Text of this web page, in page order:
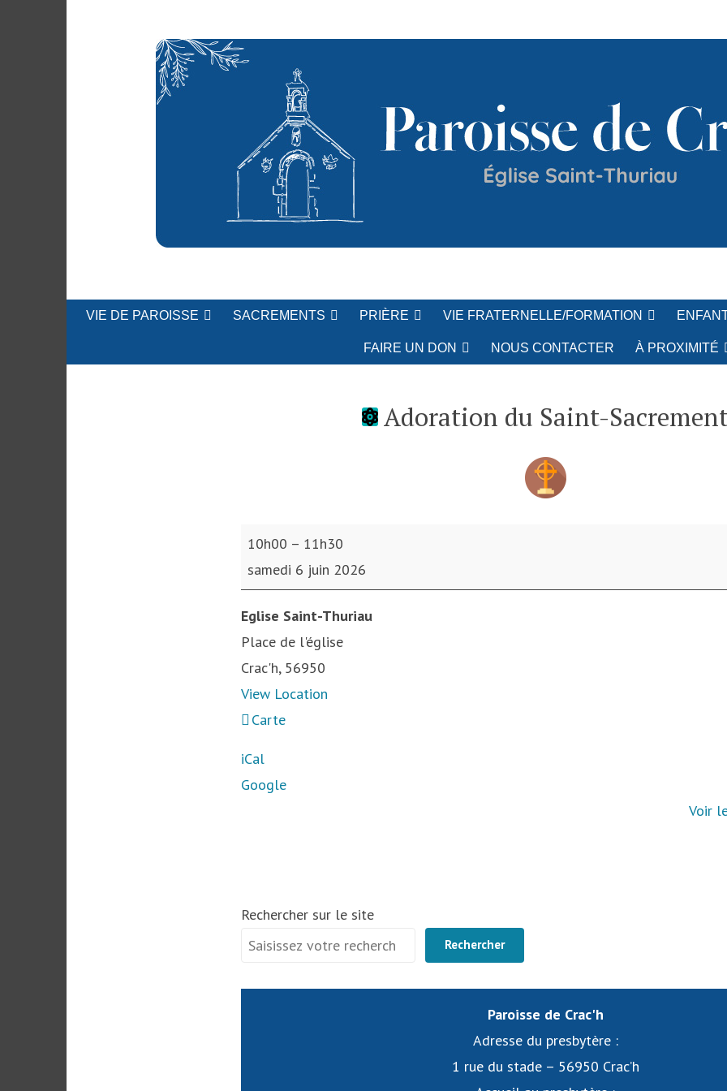
VIE DE PAROISSE SACREMENTS PRIÈRE VIE FRATERNELLE/FORMATION
FAIRE UN DON NOUS CONTACTER À PROXIMITÉ
Adoration du Saint-
Adoration
Saint-
Sacrement
10h00 – 11h30
samedi 6 juin 2026
Eglise Saint-Thuriau
Place de l'église
Crac'h, 56950
View Location
CarteEglise
iCal
Google
Voir
Rechercher sur le site
Rechercher
Paroisse de Crac'h
Adresse du presbytère :
1 rue du stade – 56950 Crac’h